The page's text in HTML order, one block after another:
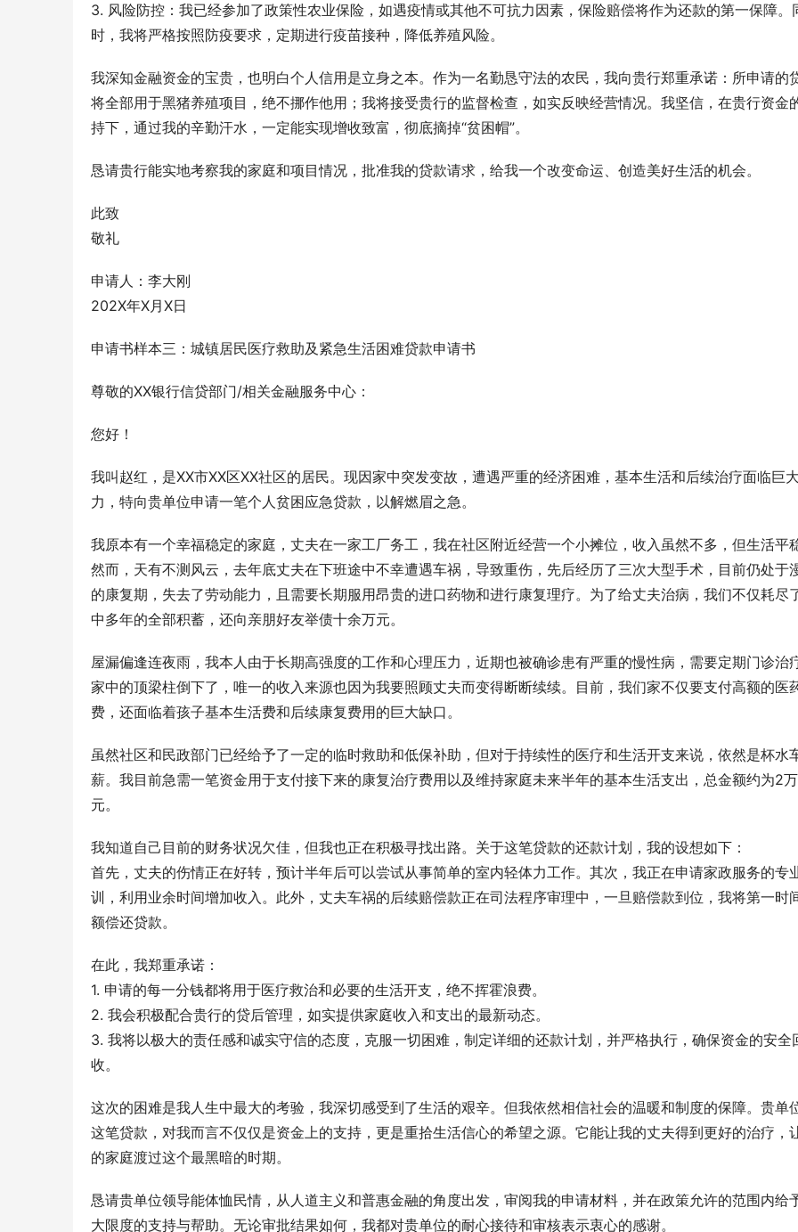
3. 风险防控：我已经参加了政策性农业保险，如遇疫情或其他不可抗力因素，保险赔偿将作为还款的第一保障。
时，我将严格按照防疫要求，定期进行疫苗接种，降低养殖风险。
我深知金融资金的宝贵，也明白个人信用是立身之本。作为一名勤恳守法的农民，我向贵行郑重承诺：所申请的
将全部用于黑猪养殖项目，绝不挪作他用；我将接受贵行的监督检查，如实反映经营情况。我坚信，在贵行资金
持下，通过我的辛勤汗水，一定能实现增收致富，彻底摘掉“贫困帽”。
恳请贵行能实地考察我的家庭和项目情况，批准我的贷款请求，给我一个改变命运、创造美好生活的机会。
此致
敬礼
申请人：李大刚
202X年X月X日
申请书样本三：城镇居民医疗救助及紧急生活困难贷款申请书
尊敬的XX银行信贷部门/相关金融服务中心：
您好！
我叫赵红，是XX市XX区XX社区的居民。现因家中突发变故，遭遇严重的经济困难，基本生活和后续治疗面临巨
力，特向贵单位申请一笔个人贫困应急贷款，以解燃眉之急。
我原本有一个幸福稳定的家庭，丈夫在一家工厂务工，我在社区附近经营一个小摊位，收入虽然不多，但生活平稳
然而，天有不测风云，去年底丈夫在下班途中不幸遭遇车祸，导致重伤，先后经历了三次大型手术，目前仍处于
的康复期，失去了劳动能力，且需要长期服用昂贵的进口药物和进行康复理疗。为了给丈夫治病，我们不仅耗尽
中多年的全部积蓄，还向亲朋好友举债十余万元。
屋漏偏逢连夜雨，我本人由于长期高强度的工作和心理压力，近期也被确诊患有严重的慢性病，需要定期门诊治疗
家中的顶梁柱倒下了，唯一的收入来源也因为我要照顾丈夫而变得断断续续。目前，我们家不仅要支付高额的医
费，还面临着孩子基本生活费和后续康复费用的巨大缺口。
虽然社区和民政部门已经给予了一定的临时救助和低保补助，但对于持续性的医疗和生活开支来说，依然是杯水
薪。我目前急需一笔资金用于支付接下来的康复治疗费用以及维持家庭未来半年的基本生活支出，总金额约为2万
元。
我知道自己目前的财务状况欠佳，但我也正在积极寻找出路。关于这笔贷款的还款计划，我的设想如下：
首先，丈夫的伤情正在好转，预计半年后可以尝试从事简单的室内轻体力工作。其次，我正在申请家政服务的专
训，利用业余时间增加收入。此外，丈夫车祸的后续赔偿款正在司法程序审理中，一旦赔偿款到位，我将第一时
额偿还贷款。
在此，我郑重承诺：
1. 申请的每一分钱都将用于医疗救治和必要的生活开支，绝不挥霍浪费。
2. 我会积极配合贵行的贷后管理，如实提供家庭收入和支出的最新动态。
3. 我将以极大的责任感和诚实守信的态度，克服一切困难，制定详细的还款计划，并严格执行，确保资金的安全
收。
这次的困难是我人生中最大的考验，我深切感受到了生活的艰辛。但我依然相信社会的温暖和制度的保障。贵单
这笔贷款，对我而言不仅仅是资金上的支持，更是重拾生活信心的希望之源。它能让我的丈夫得到更好的治疗，
的家庭渡过这个最黑暗的时期。
恳请贵单位领导能体恤民情，从人道主义和普惠金融的角度出发，审阅我的申请材料，并在政策允许的范围内给
大限度的支持与帮助。无论审批结果如何，我都对贵单位的耐心接待和审核表示衷心的感谢。